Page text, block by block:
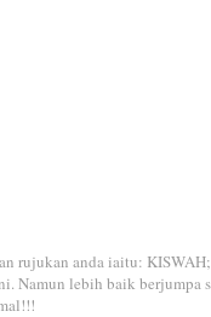
rujukan anda iaitu:
Namun lebih baik berjumpa